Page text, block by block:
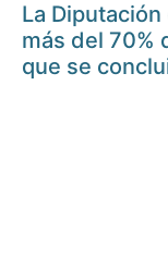
La
más del 70%
que se